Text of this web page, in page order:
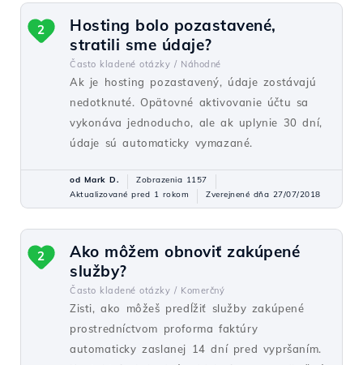
Hosting bolo pozastavené,
stratili sme údaje?
Často kladené otázky / Náhodné
Ak je hosting pozastavený, údaje zostávajú
nedotknuté. Opätovné aktivovanie účtu sa
vykonáva jednoducho, ale ak uplynie 30 dní,
údaje sú automaticky vymazané.
2
od Mark D.
Zobrazenia 1157
Aktualizované pred 1 rokom
Zverejnené dňa 27/07/2018
Ako môžem obnoviť zakúpené
služby?
Často kladené otázky / Komerčný
Zisti, ako môžeš predĺžiť služby zakúpené
prostredníctvom proforma faktúry
automaticky zaslanej 14 dní pred vypršaním.
2